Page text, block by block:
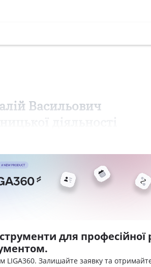
Васильович
для професійної
LIGA360. Залишайте заявку та